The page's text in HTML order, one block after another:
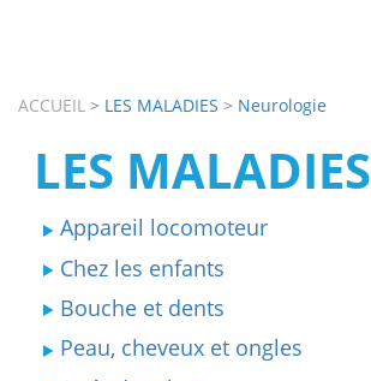
ACCUEIL > LES MALADIES > Neurologie
LES MALADIES
Appareil locomoteur
Chez les enfants
Bouche et dents
Peau, cheveux et ongles